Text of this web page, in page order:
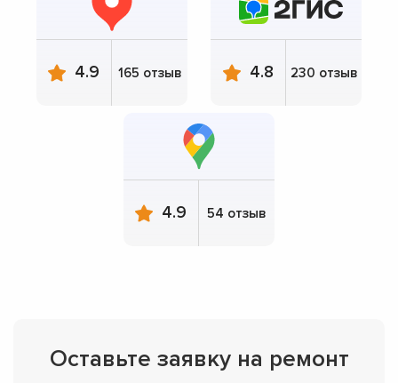
4.9 165 отзыв 4.8 230 отзыв
4.9 54 отзыв
Оставьте заявку на ремонт